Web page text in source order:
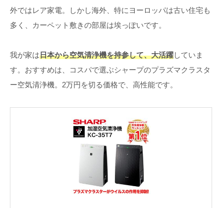
外ではレア家電。しかし海外、特にヨーロッパは古い住宅も
多く、カーペット敷きの部屋は埃っぽいです。
我が家は日本から空気清浄機を持参して、大活躍していま
す。おすすめは、コスパで選ぶシャープのプラズマクラスタ
ー空気清浄機。2万円を切る価格で、高性能です。